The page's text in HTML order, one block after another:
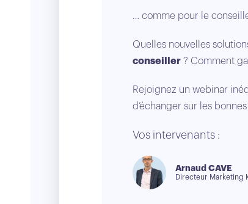
… comme pour le
Quelles nouvelles
conseiller ? Comment
Rejoignez un webinar
d’échanger sur les
Vos intervenants :
Arnaud CAVE
Directeur Marketing